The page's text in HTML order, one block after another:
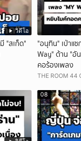
วิดีโอ
"สเก็ด"
"อนุทิน" เป่าแ
Way" ด้าน "อั
คอร้องเพลง
THE ROOM 44
08